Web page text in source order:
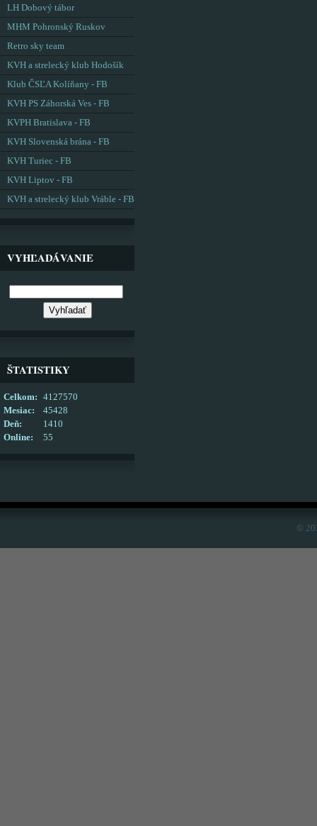
LH Dobový tábor
MHM Pohronský Ruskov
Retro sky team
KVH a strelecký klub Hodošík
Klub ČSĽA Kolíňany - FB
KVH PS Záhorská Ves - FB
KVPH Bratislava - FB
KVH Slovenská brána - FB
KVH Turiec - FB
KVH Liptov - FB
KVH a strelecký klub Vráble - FB
VYHĽADÁVANIE
ŠTATISTIKY
Online: 55
Celkom:
4127570
Mesiac:
45428
Deň:
1410
©